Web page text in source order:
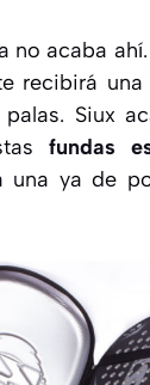
no acaba
recibirá
Siux
fundas
una ya de